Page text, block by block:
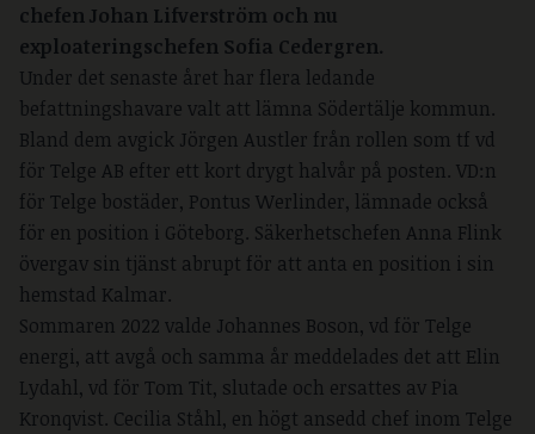
chefen Johan Lifverström och nu
exploateringschefen Sofia Cedergren.
Under det senaste året har flera ledande
befattningshavare valt att lämna Södertälje kommun.
Bland dem avgick Jörgen Austler från rollen som tf vd
för Telge AB efter ett kort drygt halvår på posten. VD:n
för Telge bostäder, Pontus Werlinder, lämnade också
för en position i Göteborg. Säkerhetschefen Anna Flink
övergav sin tjänst abrupt för att anta en position i sin
hemstad Kalmar.
Sommaren 2022 valde Johannes Boson, vd för Telge
energi, att avgå och samma år meddelades det att Elin
Lydahl, vd för Tom Tit, slutade och ersattes av Pia
Kronqvist. Cecilia Ståhl, en högt ansedd chef inom Telge